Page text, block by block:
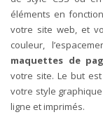
éléments en
votre site web, et
couleur,
maquettes de
votre site. Le but
votre style
ligne et imprimés.